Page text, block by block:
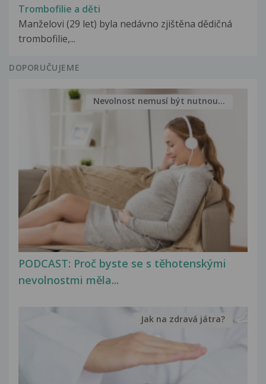
Trombofilie a děti
Manželovi (29 let) byla nedávno zjištěna dědičná
trombofilie,...
DOPORUČUJEME
PODCAST: Proč byste se s těhotenskými
nevolnostmi měla...
Nevolnost nemusí být nutnou...
Jak na zdravá játra?